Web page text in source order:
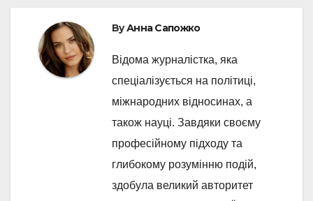
ByАнна Сапожко
Відома журналістка, яка
спеціалізується на політиці,
міжнародних відносинах, а
також науці. Завдяки своєму
професійному підходу та
глибокому розумінню подій,
здобула великий авторитет